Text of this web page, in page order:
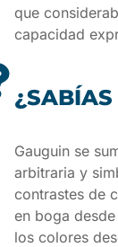
que
capacidad
¿SABÍAS
Gauguin se
arbitraria y
contrastes de
en boga
los colores